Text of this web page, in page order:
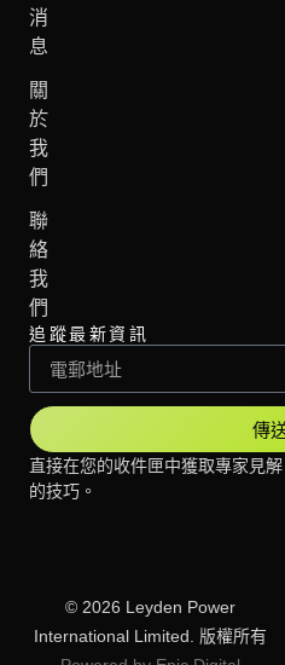
消
息
關
於
我
們
聯
絡
我
們
追蹤最新資訊
傳
直接在您的收件匣中獲取專家見
的技巧。
© 2026 Leyden Power
International Limited. 版權所有